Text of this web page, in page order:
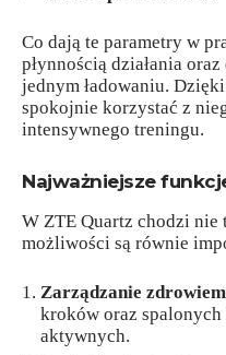
Co dają te parametry w
płynnością działania
jednym ładowaniu.
spokojnie korzystać z
intensywnego treningu.
Najważniejsze
W ZTE Quartz chodzi
możliwości są równie
Zarządzanie
kroków oraz
aktywnych.